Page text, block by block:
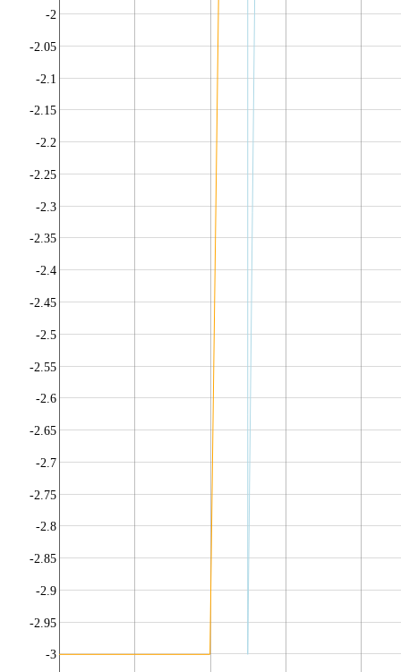
-3
-2.95
-2.9
-2.85
-2.8
-2.75
-2.7
-2.65
-2.6
-2.55
-2.5
-2.45
-2.4
-2.35
-2.3
-2.25
-2.2
-2.15
-2.1
-2.05
-2